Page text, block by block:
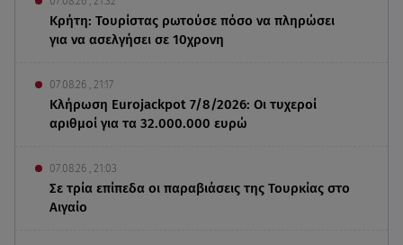
Κρήτη: Τουρίστας ρωτούσε πόσο να πληρώσει
για να ασελγήσει σε 10χρονη
07.08.26 , 21:17
Κλήρωση Eurojackpot 7/8/2026: Οι τυχεροί
αριθμοί για τα 32.000.000 ευρώ
07.08.26 , 21:03
Σε τρία επίπεδα οι παραβιάσεις της Τουρκίας στο
Αιγαίο